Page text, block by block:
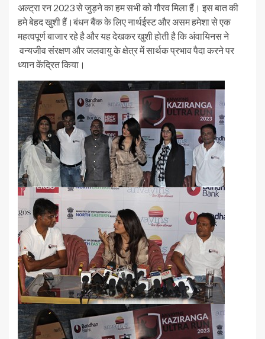
अल्ट्रा रन 2023 से जुड़ने का हम सभी को गौरव मिला हैं। इस बात की
हमे बेहद खुशी हैं।बंधन बैंक के लिए नार्थईस्ट और असम हमेशा से एक
महत्वपूर्ण बाजार रहे है और यह देखकर खुशी होती है कि अंवायिनस ने
वन्यजीव संरक्षण और जलवायु के क्षेत्र में सार्थक प्रभाव पैदा करने पर
ध्यान केंद्रित किया।